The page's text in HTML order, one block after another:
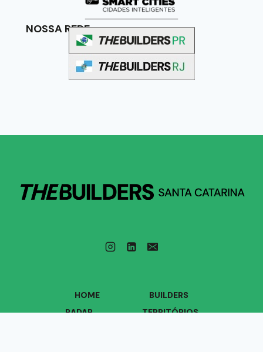
NOSSA REDE
HOME
BUILDERS
RADAR
TERRITÓRIOS